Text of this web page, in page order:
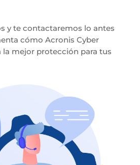
y te contactaremos lo antes
cómo Acronis Cyber
mejor protección para tus